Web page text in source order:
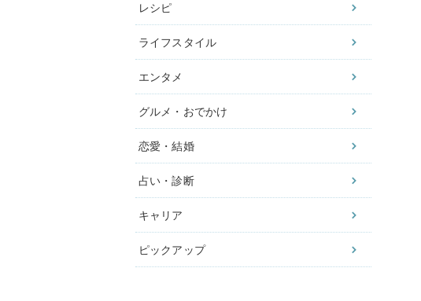
レシピ
ライフスタイル
エンタメ
グルメ・おでかけ
恋愛・結婚
占い・診断
キャリア
ピックアップ